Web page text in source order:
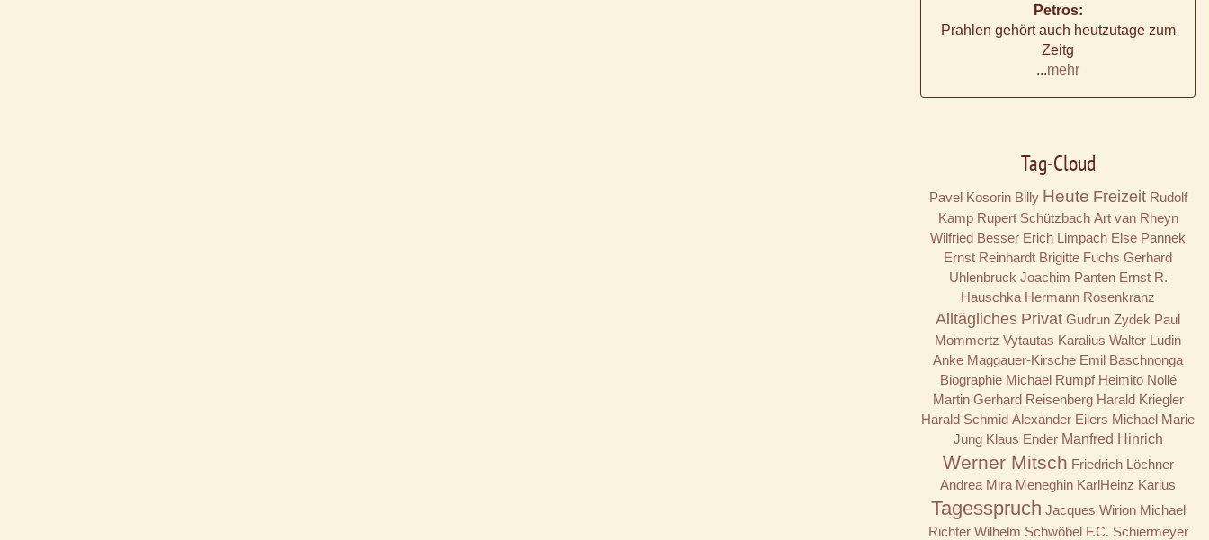
Petros:
Prahlen gehört auch heutzutage zum
Zeitg
...mehr
Tag-Cloud
Pavel Kosorin Billy Heute Freizeit Rudolf
Kamp Rupert Schützbach Art van Rheyn
Wilfried Besser Erich Limpach Else Pannek
Ernst Reinhardt Brigitte Fuchs Gerhard
Uhlenbruck Joachim Panten Ernst R.
Hauschka Hermann Rosenkranz
Alltägliches Privat Gudrun Zydek Paul
Mommertz Vytautas Karalius Walter Ludin
Anke Maggauer-Kirsche Emil Baschnonga
Biographie Michael Rumpf Heimito Nollé
Martin Gerhard Reisenberg Harald Kriegler
Harald Schmid Alexander Eilers Michael Marie
Jung Klaus Ender Manfred Hinrich
Werner Mitsch Friedrich Löchner
Andrea Mira Meneghin KarlHeinz Karius
Tagesspruch Jacques Wirion Michael
Richter Wilhelm Schwöbel F.C. Schiermeyer